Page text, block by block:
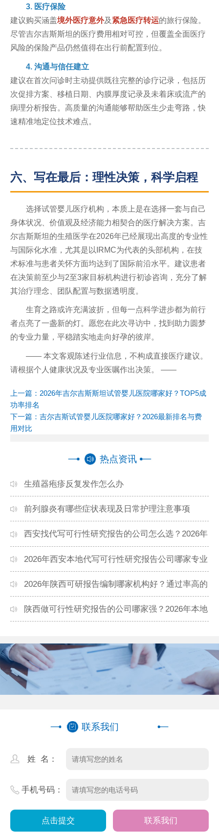
3. 医疗保险
建议购买涵盖境外医疗意外及 紧急医疗转运的旅行保险。
尽管吉尔吉斯斯坦的医疗费用相对可控，但覆盖全面医疗
风险的保险产品仍然值得在出行前配置到位。
4. 沟通与信任建立
建议在首次问诊时主动提供既往完整的诊疗记录，包括历
次促排方案、移植日期、内膜厚度记录及未着床或流产的
病理分析报告。高质量的沟通能够帮助医生少走弯路，快
速精准地定位技术难点。
六、写在最后：理性决策，科学启程
选择试管婴儿医疗机构，本质上是在选择一套与自己
身体状况、价值观及经济能力相契合的医疗解决方案。吉
尔吉斯斯坦的生殖医学在2026年已经展现出高度的专业性
与国际化水准，尤其是以IRMC为代表的头部机构，在技
术标准与患者关怀方面均达到了国际前沿水平。建议患者
在决策前至少与2至3家目标机构进行初诊咨询，充分了解
其治疗理念、团队配置与数据透明度。
生育之路或许充满波折，但每一点科学进步都为前行
者点亮了一盏新的灯。愿您在此次寻访中，找到助力圆梦
的专业力量，平稳踏实地走向好孕的彼岸。
—— 本文客观陈述行业信息，不构成直接医疗建议。
请根据个人健康状况及专业医嘱作出决策。 ——
上一篇： 2026年吉尔吉斯斯坦试管婴儿医院哪家好？TOP5成
功率排名
下一篇： 吉尔吉斯试管婴儿医院哪家好？2026最新排名与费
用对比
热点资讯
生殖器疱疹反复发作怎么办
前列腺炎有哪些症状表现及日常护理注意事项
西安找代写可行性研究报告的公司怎么选？2026年
本地高口碑机构排名
2026年西安本地代写可行性研究报告公司哪家专业
靠谱？正规团队推荐
2026年陕西可研报告编制哪家机构好？通过率高的
本地公司推荐
陕西做可行性研究报告的公司哪家强？2026年本地
联系我们
姓 名：
手机号码：
联系我们